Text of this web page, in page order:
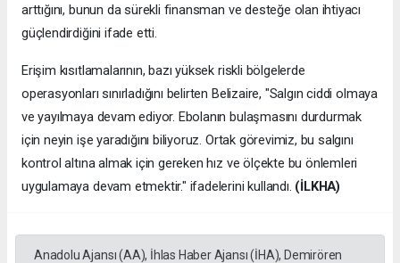
arttığını, bunun da sürekli finansman ve desteğe olan ihtiyacı
güçlendirdiğini ifade etti.
Erişim kısıtlamalarının, bazı yüksek riskli bölgelerde
operasyonları sınırladığını belirten Belizaire, "Salgın ciddi olmaya
ve yayılmaya devam ediyor. Ebolanın bulaşmasını durdurmak
için neyin işe yaradığını biliyoruz. Ortak görevimiz, bu salgını
kontrol altına almak için gereken hız ve ölçekte bu önlemleri
uygulamaya devam etmektir." ifadelerini kullandı. (İLKHA)
Anadolu Ajansı (AA), İhlas Haber Ajansı (İHA), Demirören